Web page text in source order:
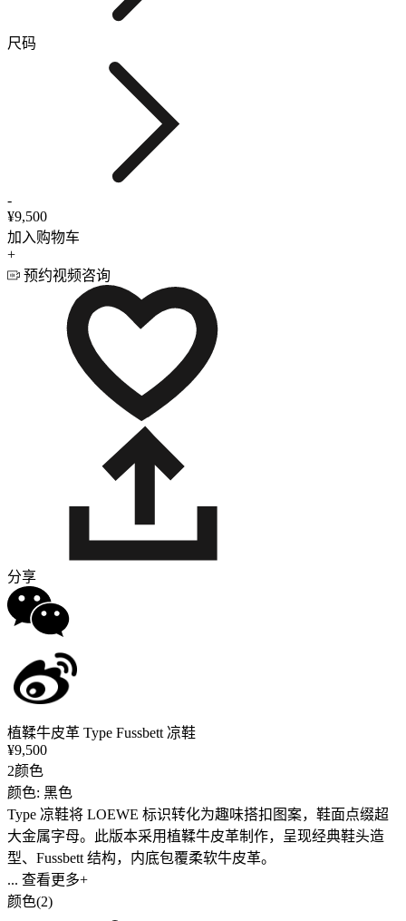
尺码
-
¥9,500
加入购物车
+
预约视频咨询
分享
植鞣牛皮革 Type Fussbett 凉鞋
¥9,500
2颜色
颜色: 黑色
Type 凉鞋将 LOEWE 标识转化为趣味搭扣图案，鞋面点缀超
大金属字母。此版本采用植鞣牛皮革制作，呈现经典鞋头造
型、Fussbett 结构，内底包覆柔软牛皮革。
... 查看更多+
颜色(2)